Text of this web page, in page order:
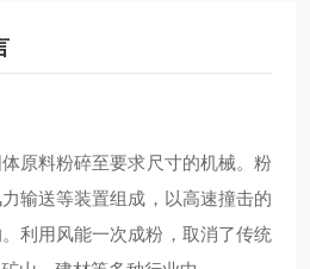
原料粉碎至要求尺寸的机械。粉
输送等装置组成，以高速撞击的
利用风能一次成粉，取消了传统